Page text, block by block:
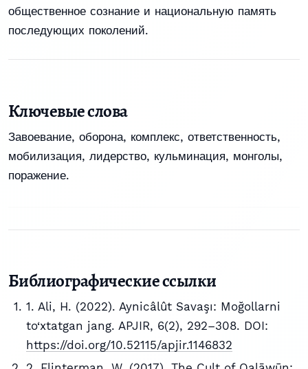
общественное сознание и национальную память
последующих поколений.
Ключевые слова
Завоевание, оборона, комплекс, ответственность,
мобилизация, лидерство, кульминация, монголы,
поражение.
Библиографические ссылки
1. Ali, H. (2022). Aynicâlût Savaşı: Moğollarni
to‘xtatgan jang. APJIR, 6(2), 292–308. DOI:
https://doi.org/10.52115/apjir.1146832